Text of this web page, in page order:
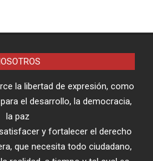
la libertad de expresión, como
el desarrollo, la democracia,
la paz
y fortalecer el derecho
que necesita todo ciudadano,